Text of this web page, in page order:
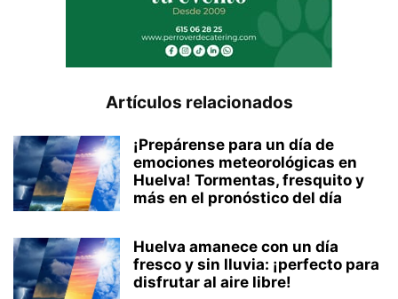
Artículos relacionados
¡Prepárense para un día de
emociones meteorológicas en
Huelva! Tormentas, fresquito y
más en el pronóstico del día
Huelva amanece con un día
fresco y sin lluvia: ¡perfecto para
disfrutar al aire libre!